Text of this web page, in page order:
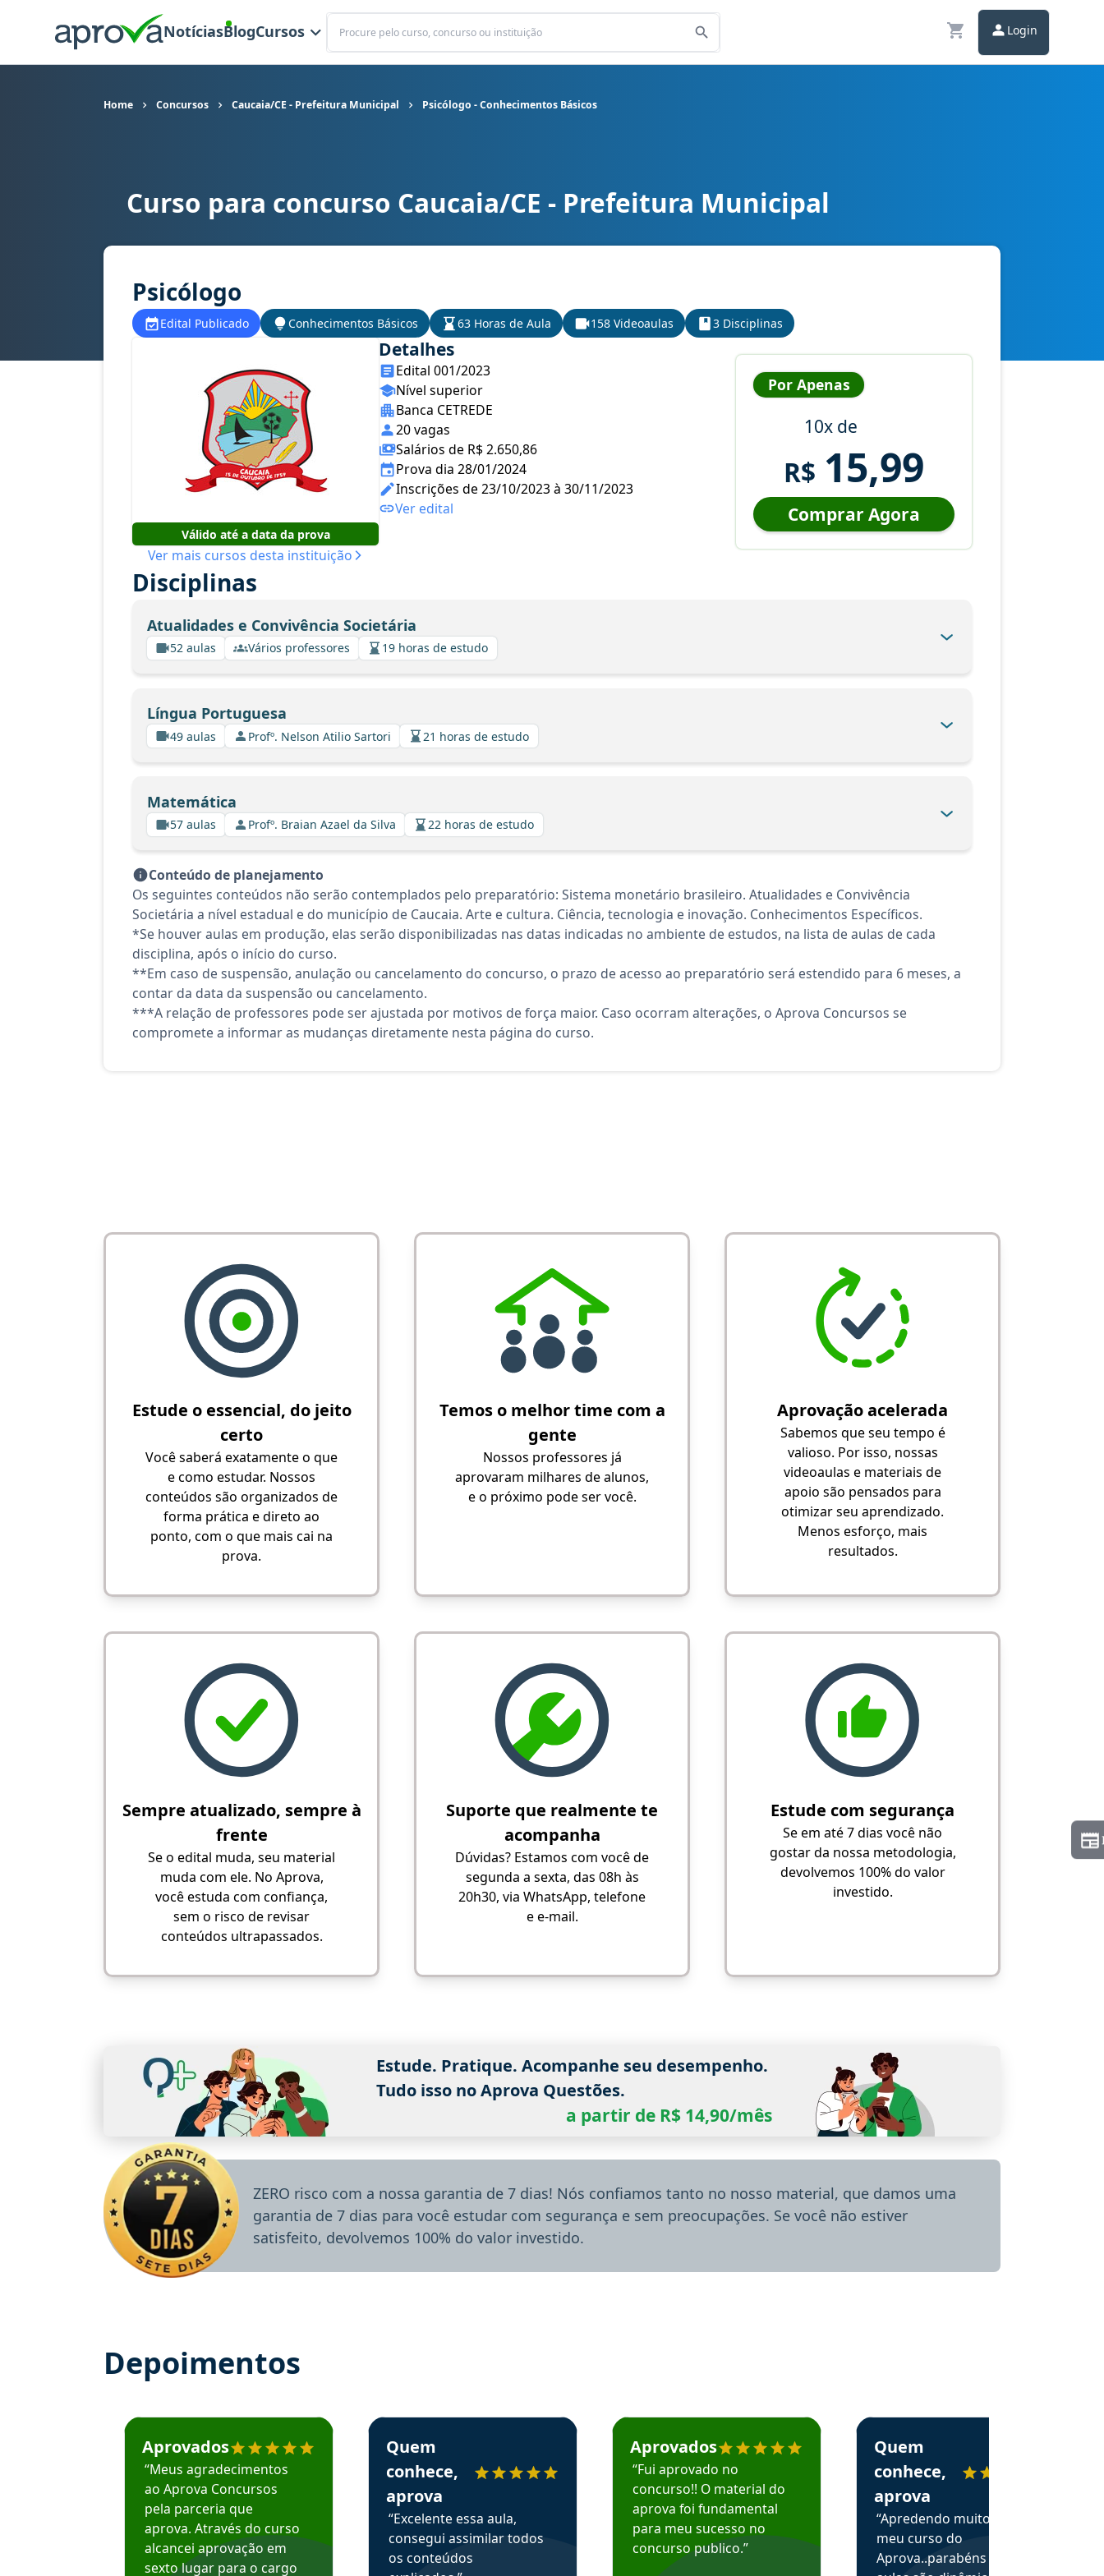
NotíciasBlogCursos
Buscar
Login
Home Concursos Caucaia/CE - Prefeitura Municipal Psicólogo - Conhecimentos Básicos
Curso para concurso Caucaia/CE - Prefeitura Municipal cargo Psicólogo - Conhecimentos Básicos
Curso para concurso Caucaia/CE - Prefeitura Municipal
Psicólogo
Edital Publicado Conhecimentos Básicos 63 Horas de Aula 158 Videoaulas 3 Disciplinas
Válido até a data da prova
Ver mais cursos desta instituição
Detalhes
Edital 001/2023
Nível superior
Banca CETREDE
20 vagas
Salários de R$ 2.650,86
Prova dia 28/01/2024
Inscrições de 23/10/2023 à 30/11/2023
Ver edital
Por Apenas
10x de
R$ 15,99
Comprar Agora
Disciplinas
Atualidades e Convivência Societária
52 aulas Vários professores 19 horas de estudo
Língua Portuguesa
49 aulas Profº. Nelson Atilio Sartori 21 horas de estudo
Matemática
57 aulas Profº. Braian Azael da Silva 22 horas de estudo
Conteúdo de planejamento
Os seguintes conteúdos não serão contemplados pelo preparatório: Sistema monetário brasileiro. Atualidades e Convivência
Societária a nível estadual e do município de Caucaia. Arte e cultura. Ciência, tecnologia e inovação. Conhecimentos Específicos.
*Se houver aulas em produção, elas serão disponibilizadas nas datas indicadas no ambiente de estudos, na lista de aulas de cada
disciplina, após o início do curso.
**Em caso de suspensão, anulação ou cancelamento do concurso, o prazo de acesso ao preparatório será estendido para 6 meses, a
contar da data da suspensão ou cancelamento.
***A relação de professores pode ser ajustada por motivos de força maior. Caso ocorram alterações, o Aprova Concursos se
compromete a informar as mudanças diretamente nesta página do curso.
Estude o essencial, do jeito
certo
Você saberá exatamente o que
e como estudar. Nossos
conteúdos são organizados de
forma prática e direto ao
ponto, com o que mais cai na
prova.
Temos o melhor time com a
gente
Nossos professores já
aprovaram milhares de alunos,
e o próximo pode ser você.
Aprovação acelerada
Sabemos que seu tempo é
valioso. Por isso, nossas
videoaulas e materiais de
apoio são pensados para
otimizar seu aprendizado.
Menos esforço, mais
resultados.
Sempre atualizado, sempre à
frente
Se o edital muda, seu material
muda com ele. No Aprova,
você estuda com confiança,
sem o risco de revisar
conteúdos ultrapassados.
Suporte que realmente te
acompanha
Dúvidas? Estamos com você de
segunda a sexta, das 08h às
20h30, via WhatsApp, telefone
e e-mail.
Estude com segurança
Se em até 7 dias você não
gostar da nossa metodologia,
devolvemos 100% do valor
investido.
Estude. Pratique. Acompanhe seu desempenho.
Tudo isso no Aprova Questões.
a partir de R$ 14,90/mês
ZERO risco com a nossa garantia de 7 dias! Nós confiamos tanto no nosso material, que damos uma
garantia de 7 dias para você estudar com segurança e sem preocupações. Se você não estiver
satisfeito, devolvemos 100% do valor investido.
Depoimentos
Estudante José recomenda o Aprova Concursos em depoimento
Aprovados
“Meus agradecimentos
ao Aprova Concursos
pela parceria que
aprova. Através do curso
alcancei aprovação em
sexto lugar para o cargo
Estudante Sergio recomenda o Aprova Concursos em depoimento
Quem
conhece,
aprova
“Excelente essa aula,
consegui assimilar todos
os conteúdos
Estudante Mário recomenda o Aprova Concursos em depoimento
Aprovados
“Fui aprovado no
concurso!! O material do
aprova foi fundamental
para meu sucesso no
concurso publico.”
Estudante Alessandra recomenda o Aprova
Quem
conhece,
aprova
“Apredendo muito no
meu curso do
Aprova..parabéns pelas